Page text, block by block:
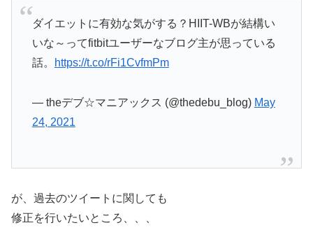
ダイエットに有効な気がする？HIIT-WBが結構い
いな～ってfitbitユーザーなブログ主が思っている
話。
https://t.co/rFi1CvfmPm
— theデブ☆マニアックス (@thedebu_blog) May
24, 2021
が、過去のツイートに関しても
修正を行いたいところ、、、